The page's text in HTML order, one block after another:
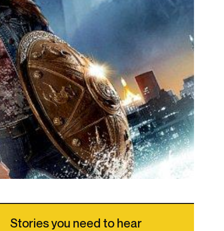
Stories you need to hear